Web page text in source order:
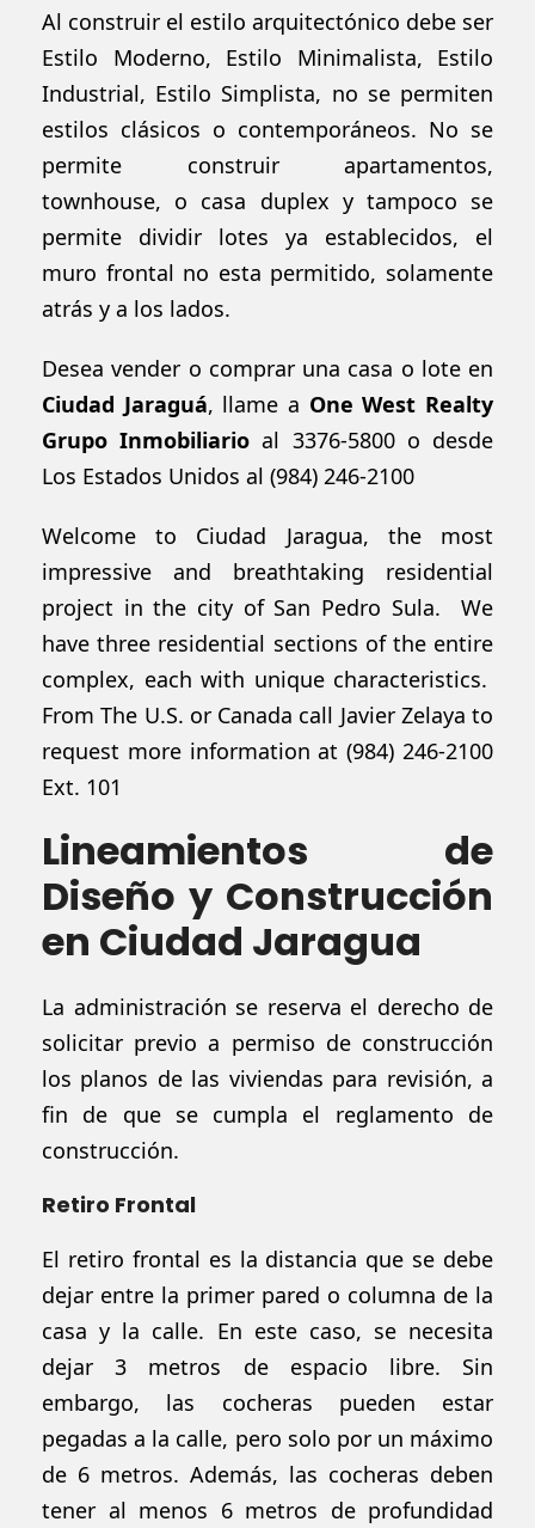
Al construir el estilo arquitectónico debe ser
Estilo Moderno, Estilo Minimalista, Estilo
Industrial, Estilo Simplista, no se permiten
estilos clásicos o contemporáneos. No se
permite construir apartamentos,
townhouse, o casa duplex y tampoco se
permite dividir lotes ya establecidos, el
muro frontal no esta permitido, solamente
atrás y a los lados.
Desea vender o comprar una casa o lote en
Ciudad Jaraguá, llame a One West Realty
Grupo Inmobiliario al 3376-5800o desde
Los Estados Unidos al (984) 246-2100
Welcome to Ciudad Jaragua, the most
impressive and breathtaking residential
project in the city of San Pedro Sula. We
have three residential sections of the entire
complex, each with unique characteristics.
From The U.S. or Canada call Javier Zelaya to
request more information at (984) 246-2100
Ext. 101
Lineamientos de
Diseño y Construcción
en Ciudad Jaragua
La administración se reserva el derecho de
solicitar previo a permiso de construcción
los planos de las viviendas para revisión, a
fin de que se cumpla el reglamento de
construcción.
Retiro Frontal
El retiro frontal es la distancia que se debe
dejar entre la primer pared o columna de la
casa y la calle. En este caso, se necesita
dejar 3 metros de espacio libre. Sin
embargo, las cocheras pueden estar
pegadas a la calle, pero solo por un máximo
de 6 metros. Además, las cocheras deben
tener al menos 6 metros de profundidad